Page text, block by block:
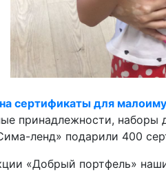
сертификаты для
принадлежности, наборы
ленд» подарили 400
«Добрый портфель»